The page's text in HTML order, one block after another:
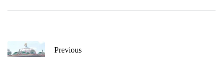
Previous